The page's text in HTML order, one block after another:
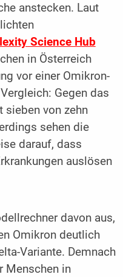
anstecken. Laut
Science Hub
in Österreich
vor einer Omikron-
Gegen das
sieben von zehn
sehen die
darauf, dass
auslösen
davon aus,
Omikron deutlich
Variante. Demnach
Menschen in